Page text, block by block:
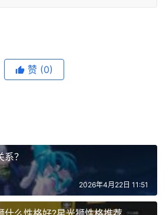
赞 (0)
？
2026年4月22日 11:51